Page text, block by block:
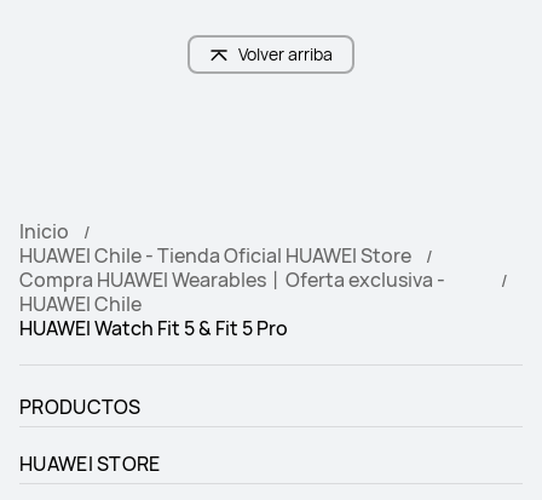
Volver arriba
Inicio
HUAWEI Chile - Tienda Oficial HUAWEI Store
Compra HUAWEI Wearables丨Oferta exclusiva -
HUAWEI Chile
HUAWEI Watch Fit 5 & Fit 5 Pro
PRODUCTOS
HUAWEI STORE